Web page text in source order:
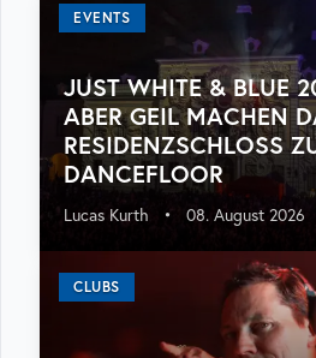
EVENTS
JUST WHITE & BLUE
ABER GEIL MACHEN
RESIDENZSCHLOSS
DANCEFLOOR
Lucas Kurth • 08. August 2026
CLUBS